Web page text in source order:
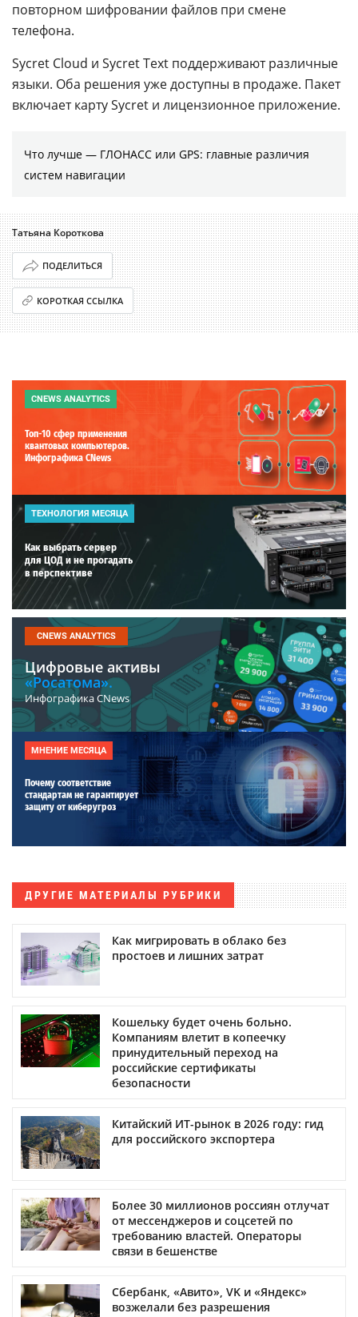
повторном шифровании файлов при смене
телефона.
Sycret Cloud и Sycret Text поддерживают различные
языки. Оба решения уже доступны в продаже. Пакет
включает карту Sycret и лицензионное приложение.
Что лучше — ГЛОНАСС или GPS: главные различия
систем навигации
Татьяна Короткова
ПОДЕЛИТЬСЯ
КОРОТКАЯ ССЫЛКА
CNEWS ANALYTICS
Топ-10 сфер применения
квантовых компьютеров.
Инфографика CNews
ТЕХНОЛОГИЯ МЕСЯЦА
Как выбрать сервер
для ЦОД и не прогадать
в перспективе
CNEWS ANALYTICS
Цифровые активы
«Росатома».
Инфографика CNews
МНЕНИЕ МЕСЯЦА
Почему соответствие
стандартам не гарантирует
защиту от киберугроз
ДРУГИЕ МАТЕРИАЛЫ РУБРИКИ
Как мигрировать в облако без
простоев и лишних затрат
Кошельку будет очень больно.
Компаниям влетит в копеечку
принудительный переход на
российские сертификаты
безопасности
Китайский ИТ-рынок в 2026 году: гид
для российского экспортера
Более 30 миллионов россиян отлучат
от мессенджеров и соцсетей по
требованию властей. Операторы
связи в бешенстве
Сбербанк, «Авито», VK и «Яндекс»
возжелали без разрешения